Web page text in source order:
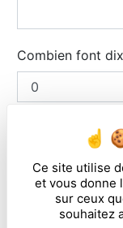
Ce site utilise
et vous donne
sur ceux
souhaitez
Combien font
En cochant
particulières